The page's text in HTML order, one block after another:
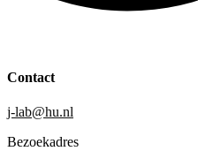
Contact
j-lab@hu.nl
Bezoekadres